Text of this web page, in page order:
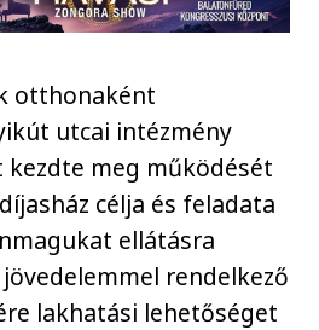
otthonaként
utcai intézmény
kezdte meg működését
célja és feladata
ellátásra
rendelkező
lakhatási lehetőséget